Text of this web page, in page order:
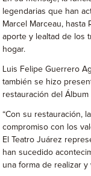
legendarias que han
Marcel Marceau, hasta
aporte y lealtad de los
hogar.
Luis Felipe Guerrero
también se hizo
restauración del Álbum
“Con su restauración,
compromiso con los
El Teatro Juárez
han sucedido
una forma de realizar y